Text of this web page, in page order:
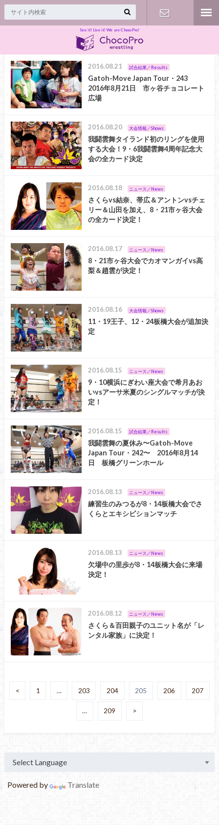
See it! Live it! We are ChocoPro!
2016.08.21 試合結果／Results
Gatoh-Move Japan Tour・243
2016年8月21日 市ヶ谷チョコレート
広場
2016.08.20 大会情報／Shows
我闘雲舞タイランド初のリングを使用
する大会！9・6我闘雲舞4周年記念大
会の全カード決定
2016.08.18 ニュース／News
さくらvs結奈、帯広＆アントンvsチェ
リー＆山田を加え、8・21市ヶ谷大会
の全カード決定！
2016.08.17 ニュース／News
8・21市ヶ谷大会でカオマンガイvs高
梨＆趙雲が決定！
2016.08.16 大会情報／Shows
11・19王子、12・24板橋大会が追加決
定
2016.08.15 ニュース／News
9・10横浜にぎわい座大会で希月あお
いvsアーサ米夏のシングルマッチが決
定！
2016.08.15 試合結果／Results
我闘雲舞の夏休み〜Gatoh-Move
Japan Tour・242〜 2016年8月14
日 板橋グリーンホール
2016.08.13 ニュース／News
練習生のみつるが8・14板橋大会でさ
くらとエキシビションマッチ
2016.08.13 ニュース／News
欠場中の里歩が8・14板橋大会に来場
決定！
2016.08.12 ニュース／News
さくら＆百田親子のユニット名が「レ
ンタル家族」に決定！
< 1 … 203 204 205 206 207
… 209 >
Powered by Translate